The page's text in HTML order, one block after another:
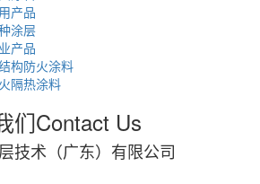
产品
涂层
产品
构防火涂料
隔热涂料
们Contact Us
技术（广东）有限公司